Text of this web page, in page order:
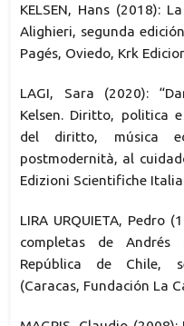
KELSEN, Hans (2018):
Alighieri, segunda
Pagés, Oviedo, Krk
LAGI, Sara (2020):
Kelsen. Diritto, politica
del diritto, música
postmodernità, al
Edizioni Scientifiche
LIRA URQUIETA, Pedro
completas de
República de Chile,
(Caracas, Fundación La